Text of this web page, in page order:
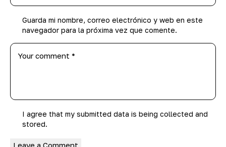
Guarda mi nombre, correo electrónico y web en este
navegador para la próxima vez que comente.
I agree that my submitted data is being collected and
stored.